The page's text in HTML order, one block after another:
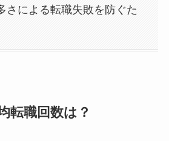
さによる転職失敗を防ぐた
転職回数は？